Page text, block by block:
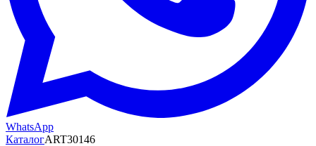
WhatsApp
КаталогART30146